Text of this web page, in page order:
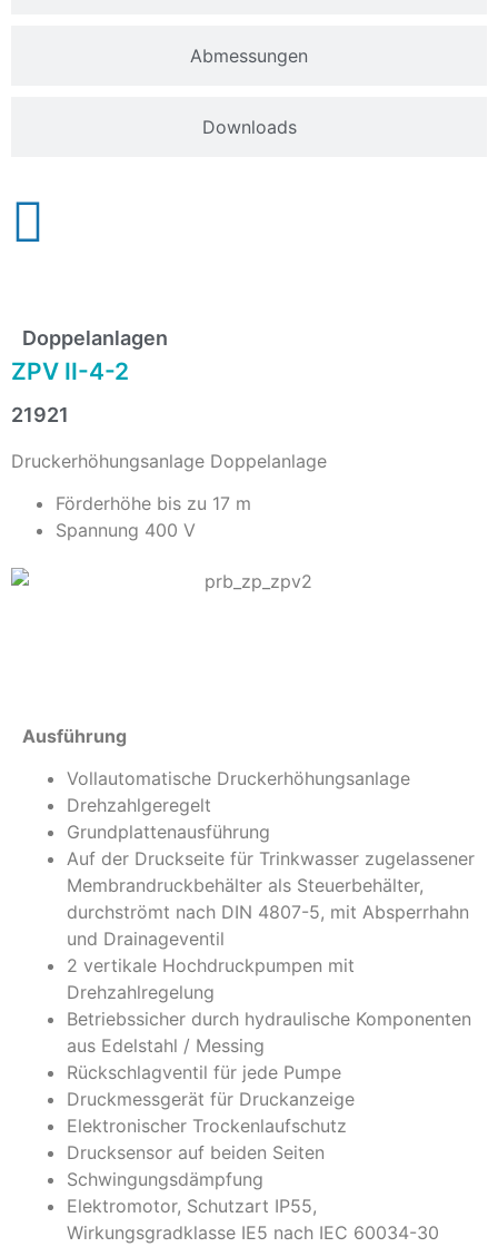
Abmessungen
Downloads
Doppelanlagen
ZPV II-4-2
21921
Druckerhöhungsanlage Doppelanlage
Förderhöhe bis zu 17 m
Spannung 400 V
Ausführung
Vollautomatische Druckerhöhungsanlage
Drehzahlgeregelt
Grundplattenausführung
Auf der Druckseite für Trinkwasser zugelassener
Membrandruckbehälter als Steuerbehälter,
durchströmt nach DIN 4807-5, mit Absperrhahn
und Drainageventil
2 vertikale Hochdruckpumpen mit
Drehzahlregelung
Betriebssicher durch hydraulische Komponenten
aus Edelstahl / Messing
Rückschlagventil für jede Pumpe
Druckmessgerät für Druckanzeige
Elektronischer Trockenlaufschutz
Drucksensor auf beiden Seiten
Schwingungsdämpfung
Elektromotor, Schutzart IP55,
Wirkungsgradklasse IE5 nach IEC 60034-30